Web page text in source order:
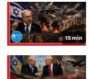
15 min